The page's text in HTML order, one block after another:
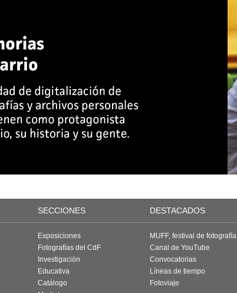
SECCIONES DESTACADOS
Exposiciones
Fotografías del CdF
Investigación
Educativa
Catálogo
MUFF, festival de fotografía
Canal de YouTube
Convocatorias
Líneas de tiempo
Fotoviaje